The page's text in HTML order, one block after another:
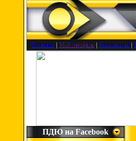
Головна|Мій профіль|Реєстрація|
ПДЮ на Facebook